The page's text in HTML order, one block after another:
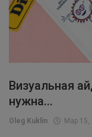
Визуальная
нужна...
Oleg Kuklin Мар 15,